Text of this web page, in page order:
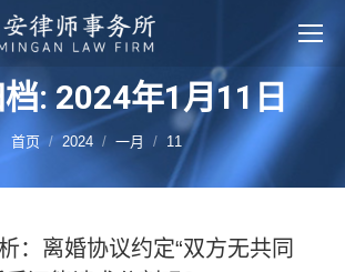
: 2024年1月11日
您的位置：
首页 2024 一月 11
：离婚协议约定“双方无共同